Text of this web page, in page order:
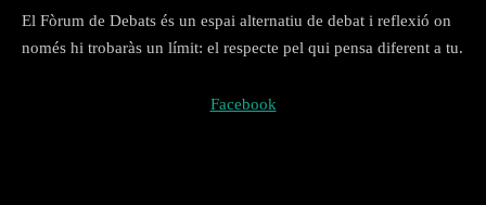
El Fòrum de Debats és un espai alternatiu de debat i reflexió on
només hi trobaràs un límit: el respecte pel qui pensa diferent a tu.
Facebook